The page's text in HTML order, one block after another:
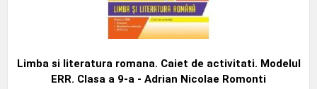
Limba si literatura romana. Caiet de activitati. Modelul
ERR. Clasa a 9-a - Adrian Nicolae Romonti